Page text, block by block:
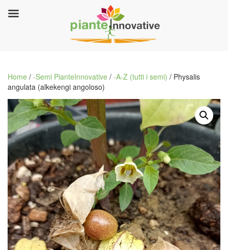
Home / -Semi PianteInnovative / -A-Z (tutti i semi) / Physalis
angulata (alkekengi angoloso)